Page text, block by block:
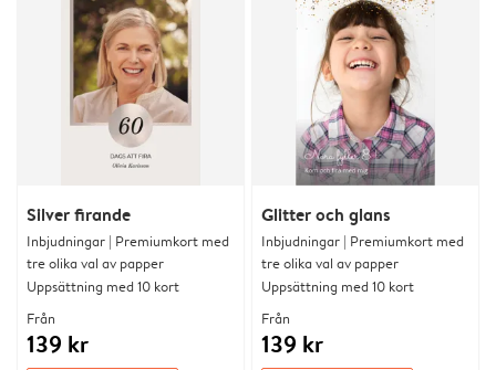
Silver firande
Inbjudningar | Premiumkort med
tre olika val av papper
Uppsättning med 10 kort
Från
139 kr
Glitter och glans
Inbjudningar | Premiumkort med
tre olika val av papper
Uppsättning med 10 kort
Från
139 kr